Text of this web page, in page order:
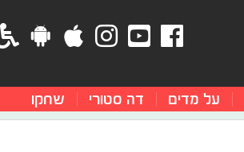
על מדים דה סטורי שחקו